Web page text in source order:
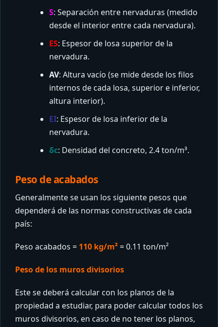
S: Separación entre nervaduras (medido
desde el interior entre cada nervadura).
ES: Espesor de losa superior de la
nervadura.
AV: Altura vacío (se mide desde los filos
internos de cada losa, superior e inferior,
altura interior).
EI: Espesor de losa inferior de la
nervadura.
δc: Densidad del concreto, 2.4 ton/m³.
Peso de acabados
Generalmente se usan los siguiente pesos que
dependerá de las normas constructivas de cada
país:
Peso acabados = 110 kg/m²= 0.11 ton/m²
Peso de los muros divisorios
Este se deberá calcular con los planos de la
propiedad a estudiar, para poder calcular todos los
muros divisorios, en caso de no tener los planos,